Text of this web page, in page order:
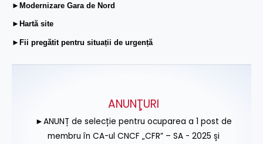
►Modernizare Gara de Nord
►Hartă site
►Fii pregătit pentru situații de urgență
ANUNŢURI
►ANUNȚ de selecție pentru ocuparea a 1 post de
membru în CA-ul CNCF „CFR” – SA - 2025 și